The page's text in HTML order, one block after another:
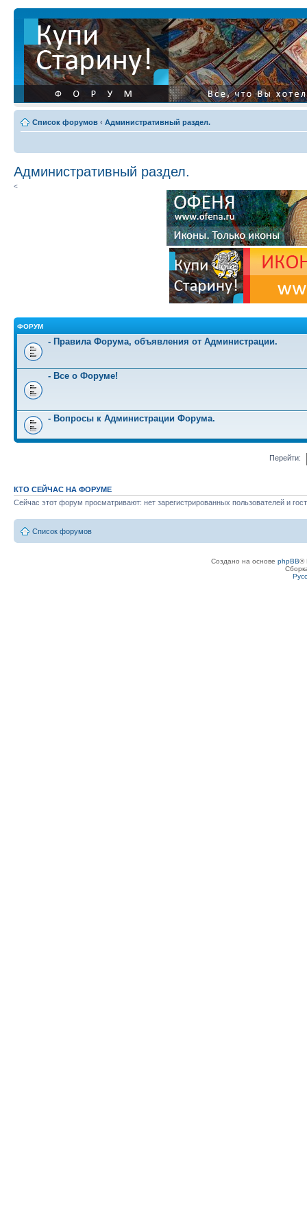
Список форумов ‹ Административный раздел.
Административный раздел.
<
ФОРУМ
- Правила Форума, объявления от Администрации.
- Все о Форуме!
- Вопросы к Администрации Форума.
Перейти:
КТО СЕЙЧАС НА ФОРУМЕ
Сейчас этот форум просматривают: нет зарегистрированных пользователей и
Список форумов
Создано на основе phpBB®